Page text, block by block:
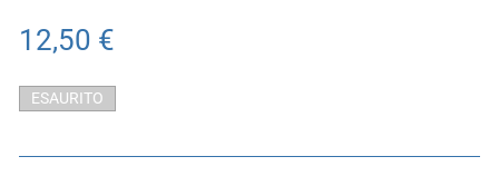
12,50 €
ESAURITO